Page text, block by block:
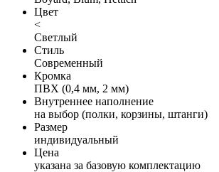
Цвет
<
Светлый
Стиль
Современный
Кромка
ПВХ (0,4 мм, 2 мм)
Внутреннее наполнение
на выбор (полки, корзины, штанги)
Размер
индивидуальный
Цена
указана за базовую комплектацию